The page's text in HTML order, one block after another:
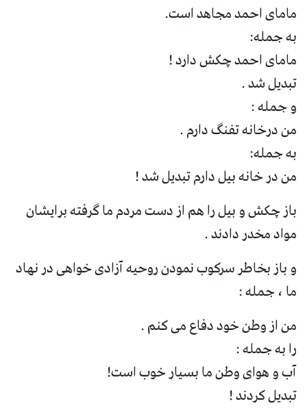
مامای احمد مجاهد است.
به جمله:
مامای احمد چکش دارد !
تبدیل شد .
و جمله :
من درخانه تفنگ دارم .
به جمله:
من در خانه بیل دارم تبدیل شد !
باز چکش و بیل را هم از دست مردم ما گرفته برایشان
مواد مخدر دادند .
و باز بخاطر سرکوب نمودن روحیه آزادی خواهی در نهاد
ما ، جمله :
من از وطن خود دفاع می کنم .
را به جمله :
آب و هوای وطن ما بسیار خوب است!
تبدیل کردند !